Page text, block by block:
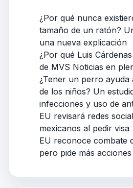
¿Por qué nunca
tamaño de un ratón?
una nueva explicación
¿Por qué Luis
de MVS Noticias en
¿Tener un perro
de los niños? Un
infecciones y uso de
EU revisará redes
mexicanos al pedir visa
EU reconoce combate
pero pide más acciones